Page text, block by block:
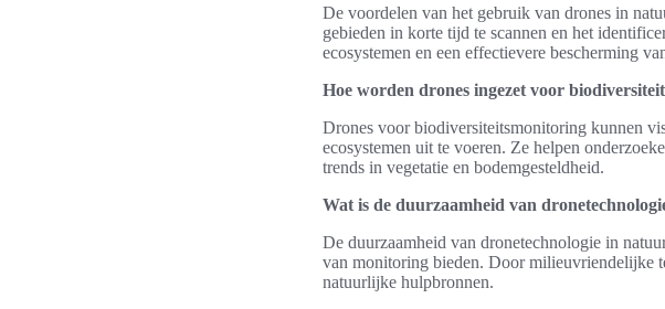
De voordelen van het gebruik van drones in
gebieden in korte tijd te scannen en het
ecosystemen en een effectievere bescherming
Hoe worden drones ingezet voor
Drones voor biodiversiteitsmonitoring kunnen
ecosystemen uit te voeren. Ze helpen
trends in vegetatie en bodemgesteldheid.
Wat is de duurzaamheid van
De duurzaamheid van dronetechnologie in
van monitoring bieden. Door milieuvriendelijke
natuurlijke hulpbronnen.